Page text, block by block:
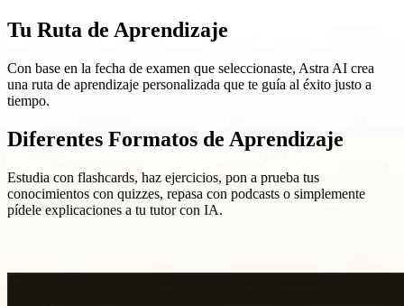
Tu Ruta de Aprendizaje
Con base en la fecha de examen que seleccionaste, Astra AI crea
una ruta de aprendizaje personalizada que te guía al éxito justo a
tiempo.
Diferentes Formatos de Aprendizaje
Estudia con flashcards, haz ejercicios, pon a prueba tus
conocimientos con quizzes, repasa con podcasts o simplemente
pídele explicaciones a tu tutor con IA.